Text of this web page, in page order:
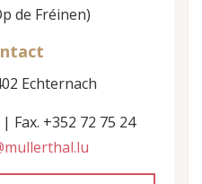
de Fréinen)
Echternach
Fax. +352 72 75 24